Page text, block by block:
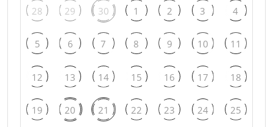
28 29 30 1 2 3 4
5 6 7 8 9 10 11
12 13 14 15 16 17 18
19 20 21 22 23 24 25